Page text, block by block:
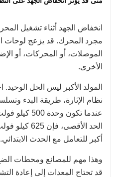
انخفاض الجهد أثناء تشغيل
الموصلات، أو المحركات، أو
الأخرى.
نظام الإثارة، طريقة البدء
عندما تكون
الحد الأقصى،
أكبر للتعامل مع الحدث الابتدائي.
وهذا مهم للمصانع ومحطات
قد تحتاج المعدات إلى إعادة